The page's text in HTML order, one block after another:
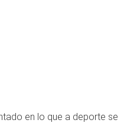
en lo que a deporte se